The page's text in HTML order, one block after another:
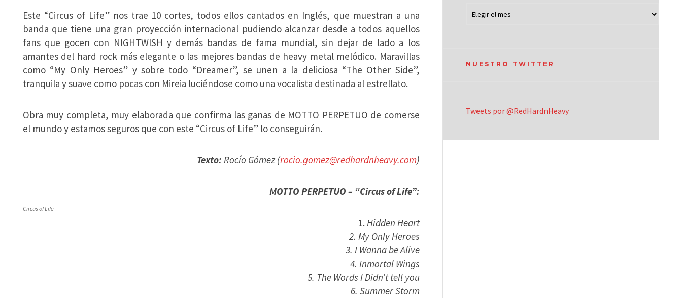
Este “Circus of Life” nos trae 10 cortes, todos ellos cantados en Inglés, que muestran a una
banda que tiene una gran proyección internacional pudiendo alcanzar desde a todos aquellos
fans que gocen con NIGHTWISH y demás bandas de fama mundial, sin dejar de lado a los
amantes del hard rock más elegante o las mejores bandas de heavy metal melódico. Maravillas
como “My Only Heroes” y sobre todo “Dreamer”, se unen a la deliciosa “The Other Side”,
tranquila y suave como pocas con Mireia luciéndose como una vocalista destinada al estrellato.
Obra muy completa, muy elaborada que confirma las ganas de MOTTO PERPETUO de comerse
el mundo y estamos seguros que con este “Circus of Life” lo conseguirán.
Texto: Rocío Gómez (rocio.gomez@redhardnheavy.com)
Circus of Life
MOTTO PERPETUO – “Circus of Life”:
Hidden Heart
2. My Only Heroes
3. I Wanna be Alive
4. Inmortal Wings
5. The Words I Didn’t tell you
6. Summer Storm
NUESTRO TWITTER
Tweets por @RedHardnHeavy